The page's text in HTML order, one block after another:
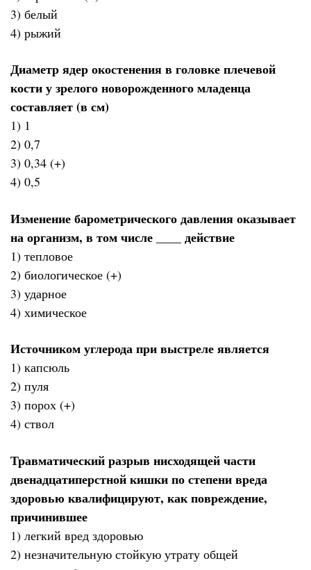
3) белый
4) рыжий
Диаметр ядер окостенения в головке плечевой
кости у зрелого новорожденного младенца
составляет (в см)
1) 1
2) 0,7
3) 0,34 (+)
4) 0,5
Изменение барометрического давления оказывает
на организм, в том числе ____ действие
1) тепловое
2) биологическое (+)
3) ударное
4) химическое
Источником углерода при выстреле является
1) капсюль
2) пуля
3) порох (+)
4) ствол
Травматический разрыв нисходящей части
двенадцатиперстной кишки по степени вреда
здоровью квалифицируют, как повреждение,
причинившее
1) легкий вред здоровью
2) незначительную стойкую утрату общей